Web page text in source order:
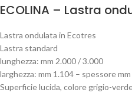
ECOLINA – Lastra
Lastra ondulata in Ecotres
Lastra standard
lunghezza: mm 2.000 / 3.000
larghezza: mm 1.104 – spessore mm
Superficie lucida, colore grigio-